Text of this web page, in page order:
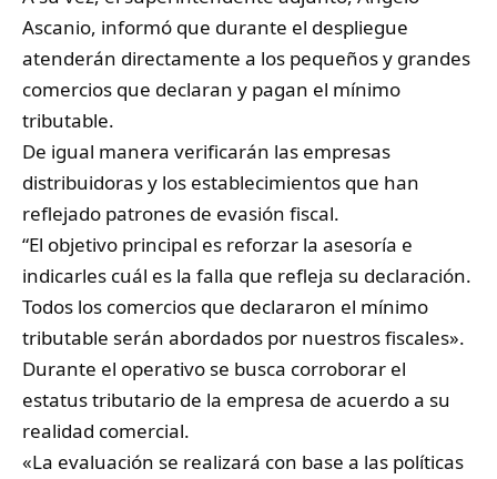
Ascanio, informó que durante el despliegue
atenderán directamente a los pequeños y grandes
comercios que declaran y pagan el mínimo
tributable.
De igual manera verificarán las empresas
distribuidoras y los establecimientos que han
reflejado patrones de evasión fiscal.
“El objetivo principal es reforzar la asesoría e
indicarles cuál es la falla que refleja su declaración.
Todos los comercios que declararon el mínimo
tributable serán abordados por nuestros fiscales».
Durante el operativo se busca corroborar el
estatus tributario de la empresa de acuerdo a su
realidad comercial.
«La evaluación se realizará con base a las políticas